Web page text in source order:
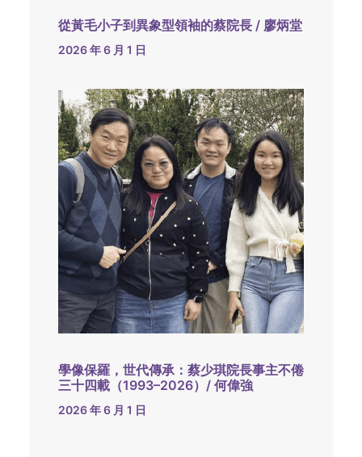
從黃毛小子到異象型領袖的蔡院長 / 廖炳堂
2026 年 6 月 1 日
學像保羅，世代傳承：蔡少琪院長事主不倦
三十四載（1993–2026）/ 何偉強
2026 年 6 月 1 日